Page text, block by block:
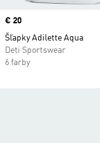
Price
€ 20
Šľapky Adilette Aqua
Deti Sportswear
6 farby